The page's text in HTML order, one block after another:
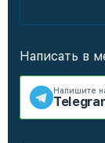
Написать в
Напишите